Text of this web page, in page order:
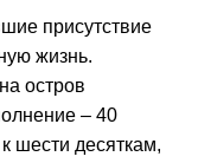
присутствие
жизнь.
остров
– 40
шести десяткам,